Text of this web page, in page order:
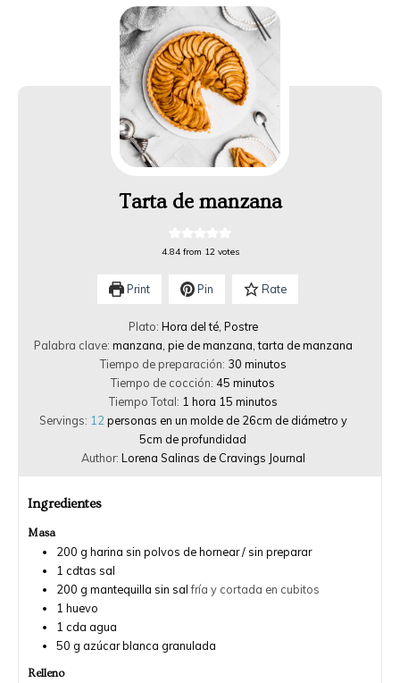
Tarta de manzana
4.84from 12votes
Print Pin Rate
Plato: Hora del té, Postre
Palabra clave: manzana, pie de manzana, tarta de manzana
Tiempo de preparación: 30 minutos
Tiempo de cocción: 45 minutos
Tiempo Total: 1 hora 15 minutos
Servings: 12 personas en un molde de 26cm de diámetro y
5cm de profundidad
Author: Lorena Salinas de Cravings Journal
Ingredientes
Masa
200 g harina sin polvos de hornear / sin preparar
1 cdtas sal
200 g mantequilla sin sal fría y cortada en cubitos
1 huevo
1 cda agua
50 g azúcar blanca granulada
Relleno